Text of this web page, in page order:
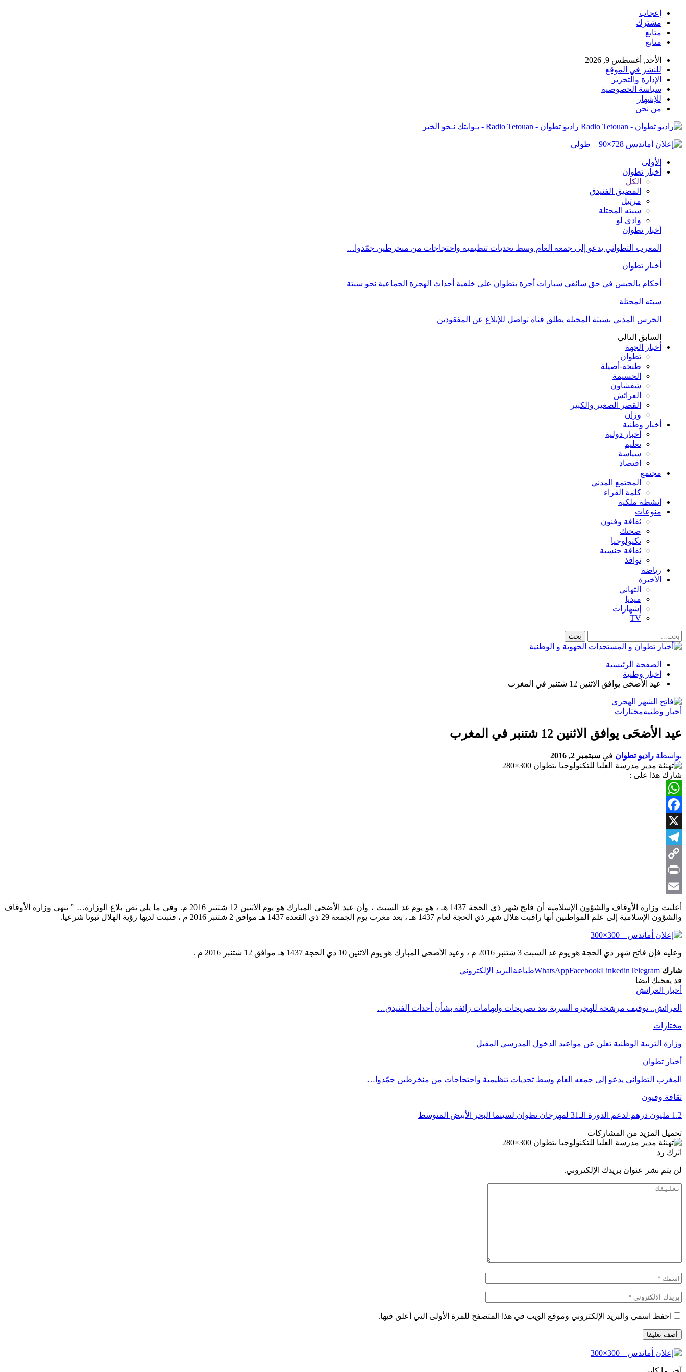
إعجاب
مشترك
متابع
متابع
الأحد, أغسطس 9, 2026
للنشر في الموقع
الإدارة والتحرير
سياسة الخصوصية
للإشهار
من نحن
راديو تطوان - Radio Tetouan - بـوابتك نـحو الخبر
الأولى
أخبار تطوان
الكل
المضيق الفنيدق
مرتيل
سبته المحتلة
وادي لو
أخبار تطوان
المغرب التطواني يدعو إلى جمعه العام وسط تحديات تنظيمية واحتجاجات من منخرطين جمّدوا…
أخبار تطوان
أحكام بالحبس في حق سائقي سيارات أجرة بتطوان على خلفية أحداث الهجرة الجماعية نحو سبتة
سبته المحتلة
الحرس المدني بسبتة المحتلة يطلق قناة تواصل للإبلاغ عن المفقودين
السابق التالي
أخبار الجهة
تطوان
طنجة-أصيلة
الحسيمة
شفشاون
العرائش
القصر الصغير والكبير
وزان
أخبار وطنية
أخبار دولية
تعليم
سياسة
اقتصاد
مجتمع
المجتمع المدني
كلمة القراء
أنشطة ملكية
منوعات
ثقافة وفنون
صحتك
تكنولوجيا
ثقافة جنسية
نوافذ
رياضة
الأخيرة
التهاني
ميديا
إشهارات
TV
الصفحة الرئيسية
أخبار وطنية
عيد الأضحَى يوافق الاثنين 12 شتنبر في المغرب
أخبار وطنيةمختارات
عيد الأضحَى يوافق الاثنين 12 شتنبر في المغرب
بواسطة راديو تطوان في سبتمبر 2, 2016
شارك هذا على :
WhatsApp
Facebook
X
Telegram
Copy
Link
Print
Email
أعلنت وزارة الأوقاف والشؤون الإسلامية أن فاتح شهر ذي الحجة 1437 هـ ، هو يوم غد السبت ، وأن عيد الأضحى المبارك هو يوم الاثنين 12 شتنبر 2016 م. وفي ما يلي نص بلاغ الوزارة… ” تنهي وزارة الأوقاف
والشؤون الإسلامية إلى علم المواطنين أنها راقبت هلال شهر ذي الحجة لعام 1437 هـ ، بعد مغرب يوم الجمعة 29 ذي القعدة 1437 هـ موافق 2 شتنبر 2016 م ، فثبتت لديها رؤية الهلال ثبوتا شرعيا.
وعليه فإن فاتح شهر ذي الحجة هو يوم غد السبت 3 شتنبر 2016 م ، وعيد الأضحى المبارك هو يوم الاثنين 10 ذي الحجة 1437 هـ موافق 12 شتنبر 2016 م .
شارك WhatsAppFacebookLinkedinTelegram طباعة البريد الإلكتروني
قد يعجبك ايضا
أخبار العرائش
العرائش.. توقيف مرشحة للهجرة السرية بعد تصريحات واتهامات زائفة بشأن أحداث الفنيدق…
مختارات
وزارة التربية الوطنية تعلن عن مواعيد الدخول المدرسي المقبل
أخبار تطوان
المغرب التطواني يدعو إلى جمعه العام وسط تحديات تنظيمية واحتجاجات من منخرطين جمّدوا…
ثقافة وفنون
1.2 مليون درهم لدعم الدورة الـ31 لمهرجان تطوان لسينما البحر الأبيض المتوسط
تحميل المزيد من المشاركات
اترك رد
لن يتم نشر عنوان بريدك الإلكتروني.
احفظ اسمي والبريد الإلكتروني وموقع الويب في هذا المتصفح للمرة الأولى التي أعلق فيها.